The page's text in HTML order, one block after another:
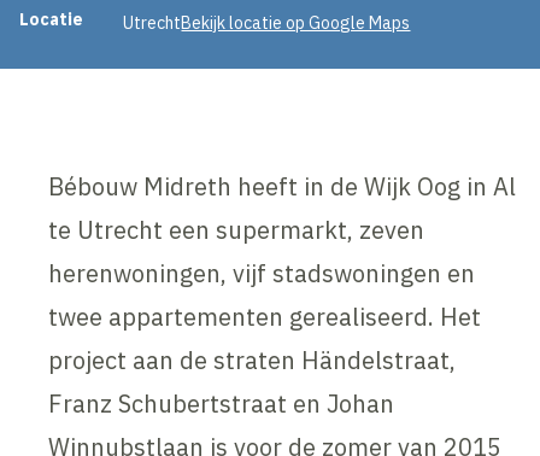
Projectinformatie
Locatie UtrechtBekijk locatie op Google Maps
Bébouw Midreth heeft in de Wijk Oog in Al
te Utrecht een supermarkt, zeven
herenwoningen, vijf stadswoningen en
twee appartementen gerealiseerd. Het
project aan de straten Händelstraat,
Franz Schubertstraat en Johan
Winnubstlaan is voor de zomer van 2015